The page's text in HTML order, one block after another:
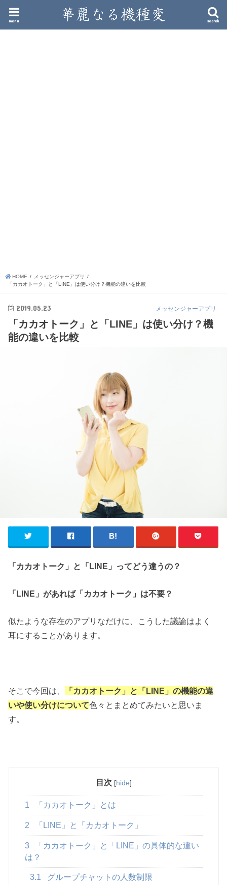
search
menu
HOME
メッセンジャーアプリ
「カカオトーク」と「LINE」は使い分け？機能の違いを比較
メッセンジャーアプリ
2019.05.23
「カカオトーク」と「LINE」は使い分け？機
能の違いを比較
「カカオトーク」と「LINE」ってどう違うの？
「LINE」があれば「カカオトーク」は不要？
似たような存在のアプリなだけに、こうした議論はよく
耳にすることがあります。
そこで今回は、
「カカオトーク」と「LINE」の機能の違
いや使い分けについて色々とまとめてみたいと思いま
す。
目次 [hide]
1 「カカオトーク」とは
2 「LINE」と「カカオトーク」
3
「カカオトーク」と「LINE」の具体的な違い
は？
3.1 グループチャットの人数制限